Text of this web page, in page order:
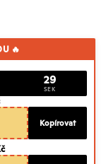
🔥
28
SEK
Kopírovat